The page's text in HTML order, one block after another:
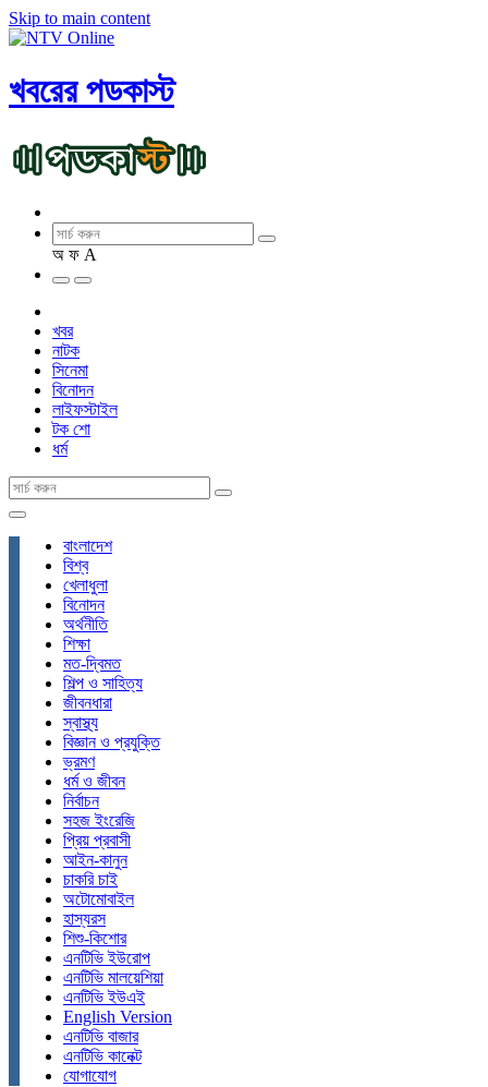
Skip to main content
খবরের পডকাস্ট
অ ফ A
খবর
নাটক
সিনেমা
বিনোদন
লাইফস্টাইল
টক শো
ধর্ম
বাংলাদেশ
বিশ্ব
খেলাধুলা
বিনোদন
অর্থনীতি
শিক্ষা
মত-দ্বিমত
শিল্প ও সাহিত্য
জীবনধারা
স্বাস্থ্য
বিজ্ঞান ও প্রযুক্তি
ভ্রমণ
ধর্ম ও জীবন
নির্বাচন
সহজ ইংরেজি
প্রিয় প্রবাসী
আইন-কানুন
চাকরি চাই
অটোমোবাইল
হাস্যরস
শিশু-কিশোর
এনটিভি ইউরোপ
এনটিভি মালয়েশিয়া
এনটিভি ইউএই
English Version
এনটিভি বাজার
এনটিভি কানেক্ট
যোগাযোগ